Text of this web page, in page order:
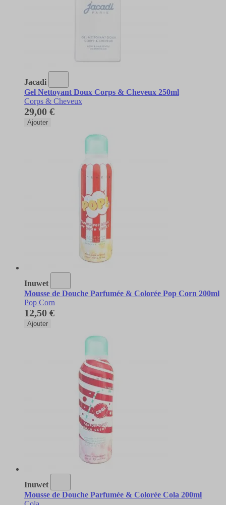
Jacadi
Gel Nettoyant Doux Corps & Cheveux 250ml
Corps & Cheveux
29,00 €
Ajouter
Inuwet
Mousse de Douche Parfumée & Colorée Pop Corn 200ml
Pop Corn
12,50 €
Ajouter
Inuwet
Mousse de Douche Parfumée & Colorée Cola 200ml